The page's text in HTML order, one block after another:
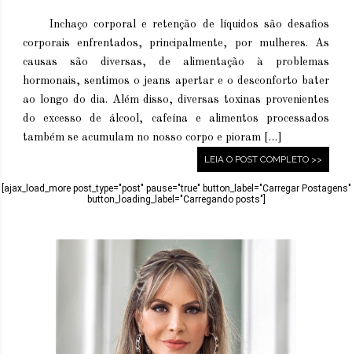
Inchaço corporal e retenção de líquidos são desafios
corporais enfrentados, principalmente, por mulheres. As
causas são diversas, de alimentação à problemas
hormonais, sentimos o jeans apertar e o desconforto bater
ao longo do dia. Além disso, diversas toxinas provenientes
do excesso de álcool, cafeína e alimentos processados
também se acumulam no nosso corpo e pioram […]
LEIA O POST COMPLETO >>
[ajax_load_more post_type="post" pause="true" button_label="Carregar Postagens"
button_loading_label="Carregando posts"]